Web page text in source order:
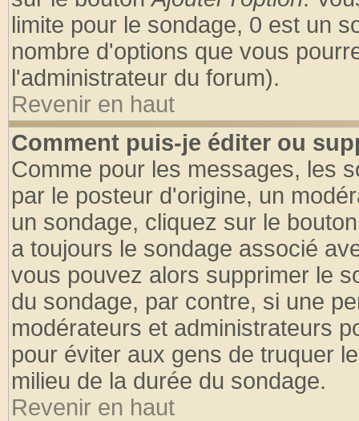
limite pour le sondage, 0 est un
nombre d'options que vous
l'administrateur du forum).
Revenir en haut
Comment puis-je éditer ou
Comme pour les messages, les
par le posteur d'origine, un
un sondage, cliquez sur le
a toujours le sondage associé
vous pouvez alors supprimer le
du sondage, par contre, si une
modérateurs et administrateurs
pour éviter aux gens de truquer
milieu de la durée du sondage.
Revenir en haut